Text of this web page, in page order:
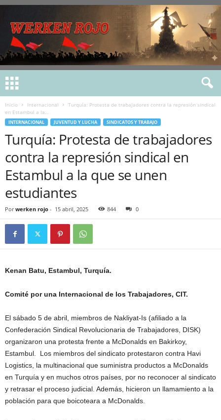
Inicio Internacional
Turquía: Protesta de trabajadores contra la represión sindical
en Estambul a la...
INTERNACIONAL JUVENTUD Y LUCHA SINDICATOS Y TRABAJO
Turquía: Protesta de trabajadores
contra la represión sindical en
Estambul a la que se unen
estudiantes
Por werken rojo - 15 abril, 2025 844 0
Kenan Batu, Estambul, Turquía.
Comité por una Internacional de los Trabajadores, CIT.
El sábado 5 de abril, miembros de Nakliyat-Is (afiliado a la
Confederación Sindical Revolucionaria de Trabajadores, DISK)
organizaron una protesta frente a McDonalds en Bakirkoy,
Estambul. Los miembros del sindicato protestaron contra Havi
Logistics, la multinacional que suministra productos a McDonalds
en Turquía y en muchos otros países, por no reconocer al sindicato
y retrasar el proceso judicial. Además, hicieron un llamamiento a la
población para que boicoteara a McDonalds.